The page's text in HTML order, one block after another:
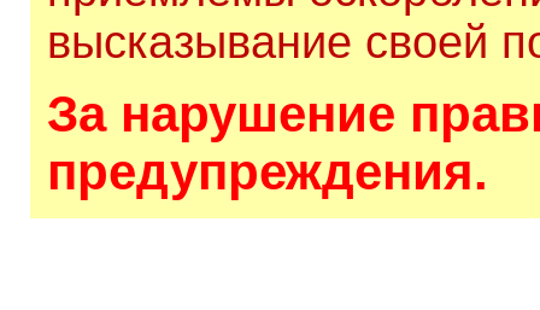
высказывание своей
За нарушение
предупреждения.